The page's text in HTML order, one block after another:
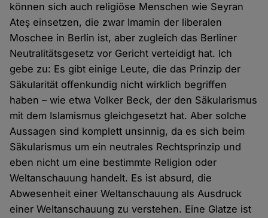
können sich auch religiöse Menschen wie Seyran
Ateş einsetzen, die zwar Imamin der liberalen
Moschee in Berlin ist, aber zugleich das Berliner
Neutralitätsgesetz vor Gericht verteidigt hat. Ich
gebe zu: Es gibt einige Leute, die das Prinzip der
Säkularität offenkundig nicht wirklich begriffen
haben – wie etwa Volker Beck, der den Säkularismus
mit dem Islamismus gleichgesetzt hat. Aber solche
Aussagen sind komplett unsinnig, da es sich beim
Säkularismus um ein neutrales Rechtsprinzip und
eben nicht um eine bestimmte Religion oder
Weltanschauung handelt. Es ist absurd, die
Abwesenheit einer Weltanschauung als Ausdruck
einer Weltanschauung zu verstehen. Eine Glatze ist